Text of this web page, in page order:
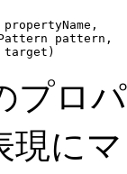
pattern,
target)
プロ
現に